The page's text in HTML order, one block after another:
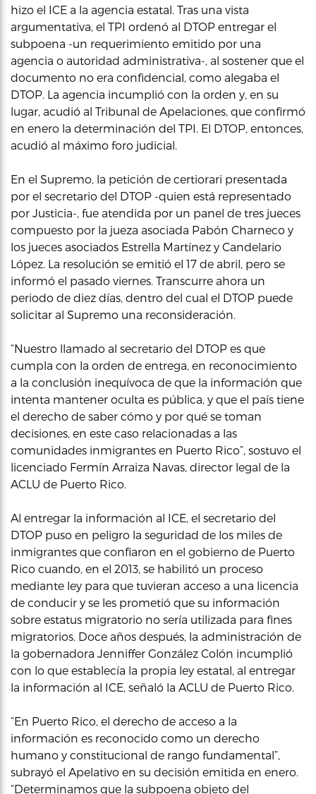
hizo el ICE a la agencia estatal. Tras una vista
argumentativa, el TPI ordenó al DTOP entregar el
subpoena -un requerimiento emitido por una
agencia o autoridad administrativa-, al sostener que el
documento no era confidencial, como alegaba el
DTOP. La agencia incumplió con la orden y, en su
lugar, acudió al Tribunal de Apelaciones, que confirmó
en enero la determinación del TPI. El DTOP, entonces,
acudió al máximo foro judicial.
En el Supremo, la petición de certiorari presentada
por el secretario del DTOP -quien está representado
por Justicia-, fue atendida por un panel de tres jueces
compuesto por la jueza asociada Pabón Charneco y
los jueces asociados Estrella Martínez y Candelario
López. La resolución se emitió el 17 de abril, pero se
informó el pasado viernes. Transcurre ahora un
periodo de diez días, dentro del cual el DTOP puede
solicitar al Supremo una reconsideración.
“Nuestro llamado al secretario del DTOP es que
cumpla con la orden de entrega, en reconocimiento
a la conclusión inequívoca de que la información que
intenta mantener oculta es pública, y que el país tiene
el derecho de saber cómo y por qué se toman
decisiones, en este caso relacionadas a las
comunidades inmigrantes en Puerto Rico”, sostuvo el
licenciado Fermín Arraiza Navas, director legal de la
ACLU de Puerto Rico.
Al entregar la información al ICE, el secretario del
DTOP puso en peligro la seguridad de los miles de
inmigrantes que confiaron en el gobierno de Puerto
Rico cuando, en el 2013, se habilitó un proceso
mediante ley para que tuvieran acceso a una licencia
de conducir y se les prometió que su información
sobre estatus migratorio no sería utilizada para fines
migratorios. Doce años después, la administración de
la gobernadora Jenniffer González Colón incumplió
con lo que establecía la propia ley estatal, al entregar
la información al ICE, señaló la ACLU de Puerto Rico.
“En Puerto Rico, el derecho de acceso a la
información es reconocido como un derecho
humano y constitucional de rango fundamental”,
subrayó el Apelativo en su decisión emitida en enero.
“Determinamos que la subpoena objeto del